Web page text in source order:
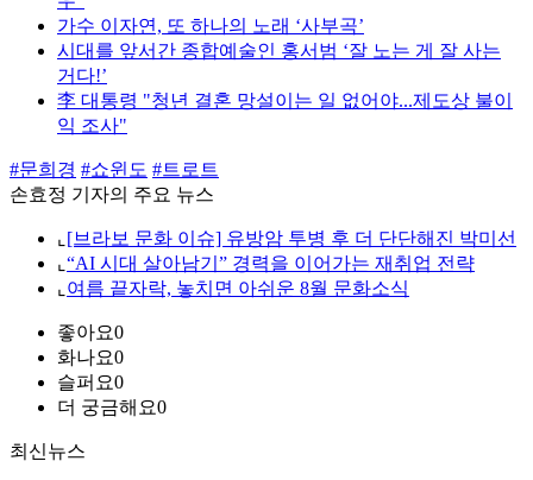
가수 이자연, 또 하나의 노래 ‘사부곡’
시대를 앞서간 종합예술인 홍서범 ‘잘 노는 게 잘 사는
거다!’
李 대통령 "청년 결혼 망설이는 일 없어야...제도상 불이
익 조사"
#문희경 #쇼윈도 #트로트
손효정 기자의 주요 뉴스
⌞ [브라보 문화 이슈] 유방암 투병 후 더 단단해진 박미선
⌞ “AI 시대 살아남기” 경력을 이어가는 재취업 전략
⌞ 여름 끝자락, 놓치면 아쉬운 8월 문화소식
좋아요0
화나요0
슬퍼요0
더 궁금해요0
최신뉴스